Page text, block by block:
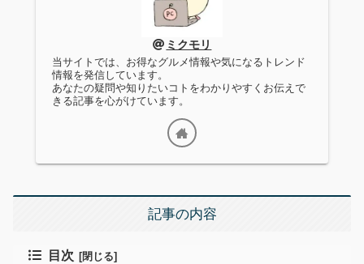
ミクモリ
当サイトでは、お得なグルメ情報や気になるトレンド
情報を発信しています。
あなたの疑問や知りたいコトをわかりやすくお伝えで
きる記事を心がけています。
記事の内容
目次